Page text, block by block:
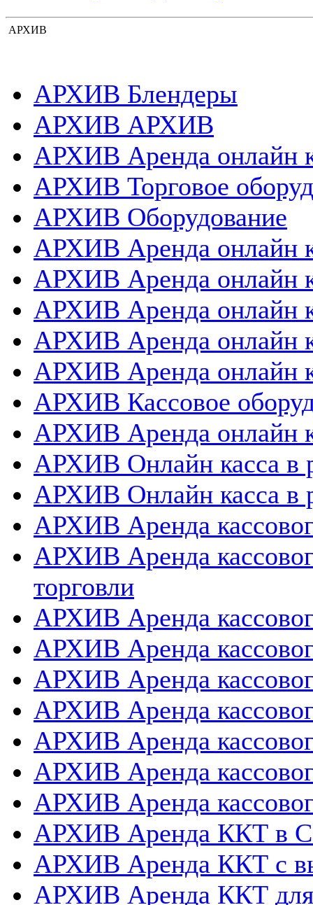
АРХИВ
АРХИВ Блендеры
АРХИВ АРХИВ
АРХИВ Аренда онлайн
АРХИВ Торговое
АРХИВ Оборудование
АРХИВ Аренда онлайн
АРХИВ Аренда онлайн
АРХИВ Аренда онлайн
АРХИВ Аренда онлайн
АРХИВ Аренда онлайн
АРХИВ Кассовое
АРХИВ Аренда онлайн
АРХИВ Онлайн касса в
АРХИВ Онлайн касса в
АРХИВ Аренда
АРХИВ Аренда
торговли
АРХИВ Аренда
АРХИВ Аренда
АРХИВ Аренда
АРХИВ Аренда
АРХИВ Аренда
АРХИВ Аренда
АРХИВ Аренда
АРХИВ Аренда ККТ в
АРХИВ Аренда ККТ с
АРХИВ Аренда ККТ для